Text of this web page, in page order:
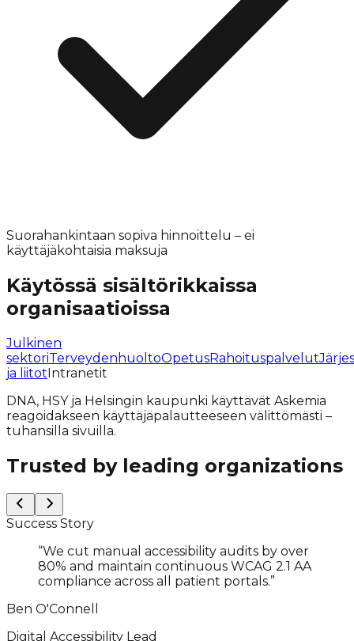
Suorahankintaan sopiva hinnoittelu – ei
käyttäjäkohtaisia maksuja
Käytössä sisältörikkaissa
organisaatioissa
Julkinen
sektoriTerveydenhuoltoOpetusRahoituspalvelut
ja liitotIntranetit
DNA, HSY ja Helsingin kaupunki käyttävät Askemia
reagoidakseen käyttäjäpalautteeseen välittömästi –
tuhansilla sivuilla.
Trusted by leading organizations
Success Story
“We cut manual accessibility audits by over
80% and maintain continuous WCAG 2.1 AA
compliance across all patient portals.”
Ben O'Connell
Digital Accessibility Lead